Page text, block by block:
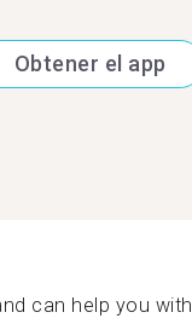
Obtener el app
can help you with